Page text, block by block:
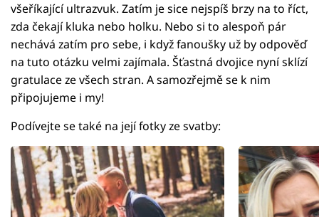
všeříkající ultrazvuk. Zatím je sice nejspíš brzy na to říct,
zda čekají kluka nebo holku. Nebo si to alespoň pár
nechává zatím pro sebe, i když fanoušky už by odpověď
na tuto otázku velmi zajímala. Šťastná dvojice nyní sklízí
gratulace ze všech stran. A samozřejmě se k nim
připojujeme i my!
Podívejte se také na její fotky ze svatby: